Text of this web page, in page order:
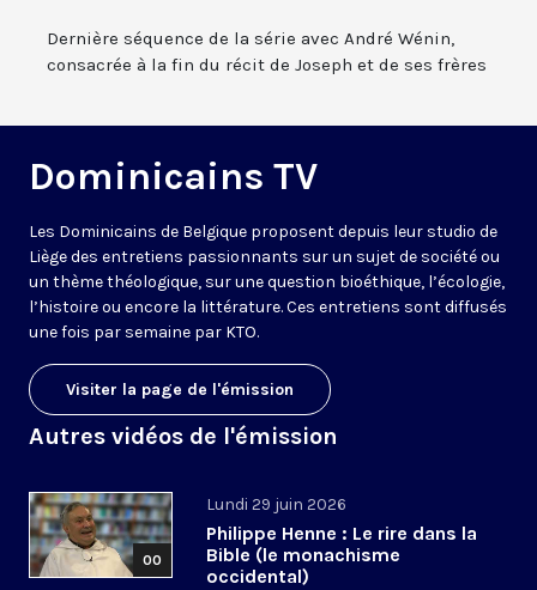
Dernière séquence de la série avec André Wénin,
consacrée à la fin du récit de Joseph et de ses frères
Dominicains TV
Les Dominicains de Belgique proposent depuis leur studio de
Liège des entretiens passionnants sur un sujet de société ou
un thème théologique, sur une question bioéthique, l’écologie,
l’histoire ou encore la littérature. Ces entretiens sont diffusés
une fois par semaine par KTO.
Visiter la page de l'émission
Autres vidéos de l'émission
00
Lundi 29 juin 2026
Philippe Henne : Le rire dans la
Bible (le monachisme
occidental)